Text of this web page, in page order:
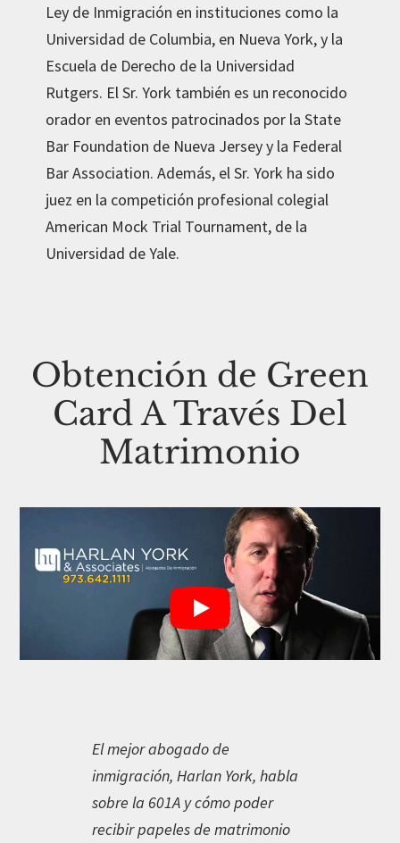
Ley de Inmigración en instituciones como la
Universidad de Columbia, en Nueva York, y la
Escuela de Derecho de la Universidad
Rutgers. El Sr. York también es un reconocido
orador en eventos patrocinados por la State
Bar Foundation de Nueva Jersey y la Federal
Bar Association. Además, el Sr. York ha sido
juez en la competición profesional colegial
American Mock Trial Tournament, de la
Universidad de Yale.
Obtención de Green
Card A Través Del
Matrimonio
El mejor abogado de
inmigración, Harlan York, habla
sobre la 601A y cómo poder
recibir papeles de matrimonio